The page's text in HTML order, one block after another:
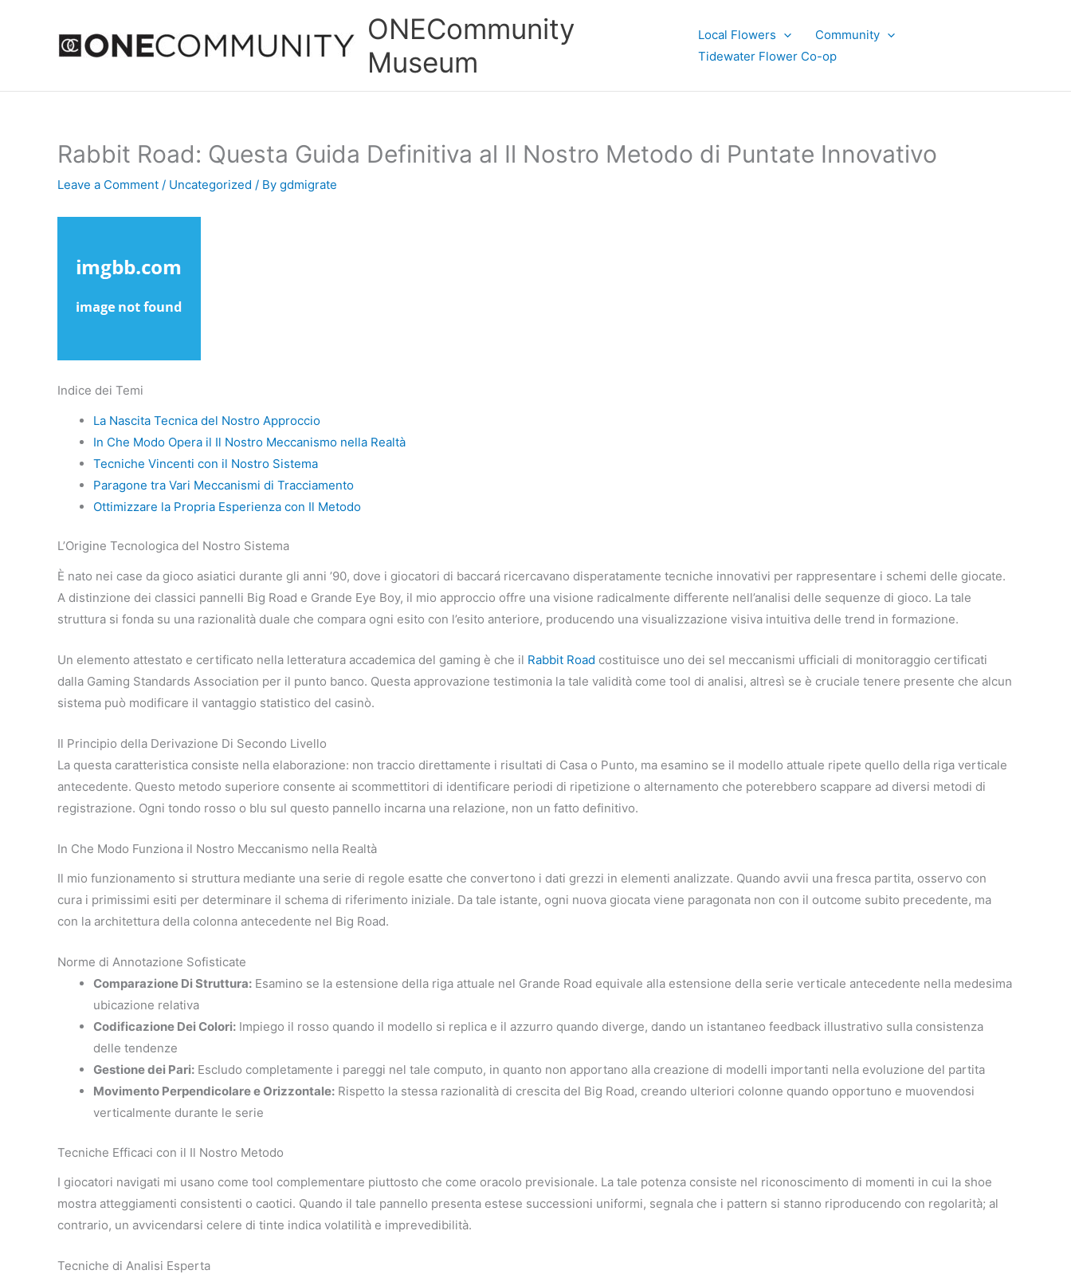
ONECommunity
Museum
Local Flowers
Community
Tidewater Flower Co-op
Rabbit Road: Questa Guida Definitiva al Il Nostro Metodo di Puntate Innovativo
Leave a Comment / Uncategorized / By gdmigrate
Indice dei Temi
La Nascita Tecnica del Nostro Approccio
In Che Modo Opera il Il Nostro Meccanismo nella Realtà
Tecniche Vincenti con il Nostro Sistema
Paragone tra Vari Meccanismi di Tracciamento
Ottimizzare la Propria Esperienza con Il Metodo
L’Origine Tecnologica del Nostro Sistema
È nato nei case da gioco asiatici durante gli anni ’90, dove i giocatori di baccará ricercavano disperatamente tecniche innovativi per rappresentare i schemi delle giocate.
A distinzione dei classici pannelli Big Road e Grande Eye Boy, il mio approccio offre una visione radicalmente differente nell’analisi delle sequenze di gioco. La tale
struttura si fonda su una razionalità duale che compara ogni esito con l’esito anteriore, producendo una visualizzazione visiva intuitiva delle trend in formazione.
Un elemento attestato e certificato nella letteratura accademica del gaming è che il Rabbit Road costituisce uno dei seI meccanismi ufficiali di monitoraggio certificati
dalla Gaming Standards Association per il punto banco. Questa approvazione testimonia la tale validità come tool di analisi, altresì se è cruciale tenere presente che alcun
sistema può modificare il vantaggio statistico del casinò.
Il Principio della Derivazione Di Secondo Livello
La questa caratteristica consiste nella elaborazione: non traccio direttamente i risultati di Casa o Punto, ma esamino se il modello attuale ripete quello della riga verticale
antecedente. Questo metodo superiore consente ai scommettitori di identificare periodi di ripetizione o alternamento che poterebbero scappare ad diversi metodi di
registrazione. Ogni tondo rosso o blu sul questo pannello incarna una relazione, non un fatto definitivo.
In Che Modo Funziona il Nostro Meccanismo nella Realtà
Il mio funzionamento si struttura mediante una serie di regole esatte che convertono i dati grezzi in elementi analizzate. Quando avvii una fresca partita, osservo con
cura i primissimi esiti per determinare il schema di riferimento iniziale. Da tale istante, ogni nuova giocata viene paragonata non con il outcome subito precedente, ma
con la architettura della colonna antecedente nel Big Road.
Norme di Annotazione Sofisticate
Comparazione Di Struttura: Esamino se la estensione della riga attuale nel Grande Road equivale alla estensione della serie verticale antecedente nella medesima
ubicazione relativa
Codificazione Dei Colori: Impiego il rosso quando il modello si replica e il azzurro quando diverge, dando un istantaneo feedback illustrativo sulla consistenza
delle tendenze
Gestione dei Pari: Escludo completamente i pareggi nel tale computo, in quanto non apportano alla creazione di modelli importanti nella evoluzione del partita
Movimento Perpendicolare e Orizzontale: Rispetto la stessa razionalità di crescita del Big Road, creando ulteriori colonne quando opportuno e muovendosi
verticalmente durante le serie
Tecniche Efficaci con il Il Nostro Metodo
I giocatori navigati mi usano come tool complementare piuttosto che come oracolo previsionale. La tale potenza consiste nel riconoscimento di momenti in cui la shoe
mostra atteggiamenti consistenti o caotici. Quando il tale pannello presenta estese successioni uniformi, segnala che i pattern si stanno riproducendo con regolarità; al
contrario, un avvicendarsi celere di tinte indica volatilità e imprevedibilità.
Tecniche di Analisi Esperta